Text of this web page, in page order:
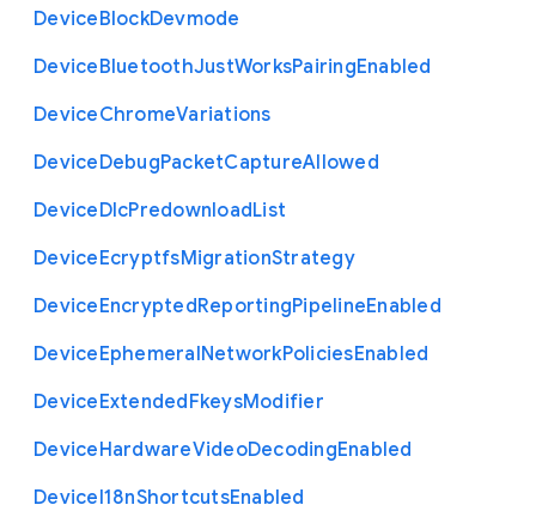
DeviceBlockDevmode
DeviceBluetoothJustWorksPairingEnabled
DeviceChromeVariations
DeviceDebugPacketCaptureAllowed
DeviceDlcPredownloadList
DeviceEcryptfsMigrationStrategy
DeviceEncryptedReportingPipelineEnabled
DeviceEphemeralNetworkPoliciesEnabled
DeviceExtendedFkeysModifier
DeviceHardwareVideoDecodingEnabled
DeviceI18nShortcutsEnabled